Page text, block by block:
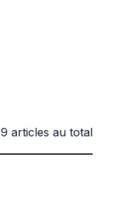
9 articles au total